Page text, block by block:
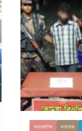
আন্তর্জাতিক কলারোয়া